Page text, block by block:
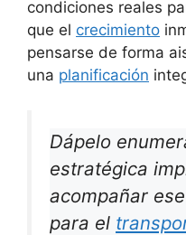
condiciones reales
que el crecimiento
pensarse de forma
una planificación
Dápelo
estratégica
acompañar ese
para el